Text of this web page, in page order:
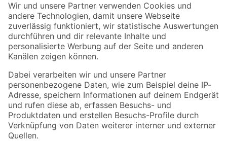
Der toom Newsletter: Keine Angebote und Aktionen mehr verpassen!
Zur Newsletter Anmeldung
Folge uns
Zahlungsarten Versandarten